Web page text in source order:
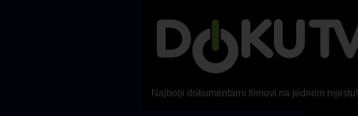
Najbolji dokumentarni filmovi na jednom mjestu!